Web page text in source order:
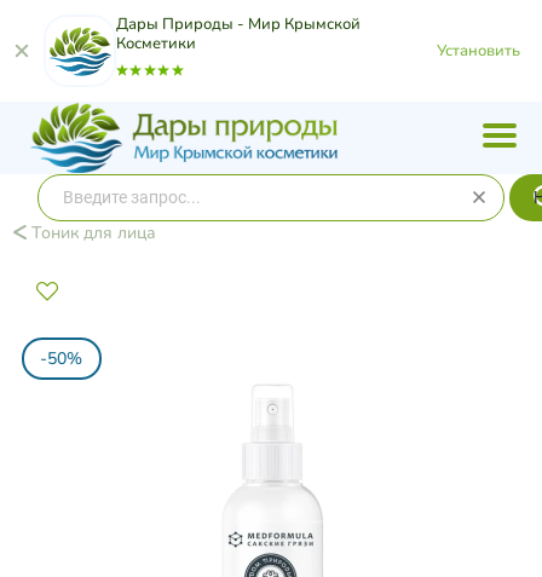
Дары Природы - Мир Крымской
Косметики
Установить
Тоник для лица
-50%